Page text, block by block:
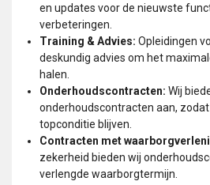
en updates voor de nieuwste
verbeteringen.
Training & Advies: Opleidingen
deskundig advies om het
halen.
Onderhoudscontracten: Wij
onderhoudscontracten aan,
topconditie blijven.
Contracten met
zekerheid bieden wij
verlengde waarborgtermijn.